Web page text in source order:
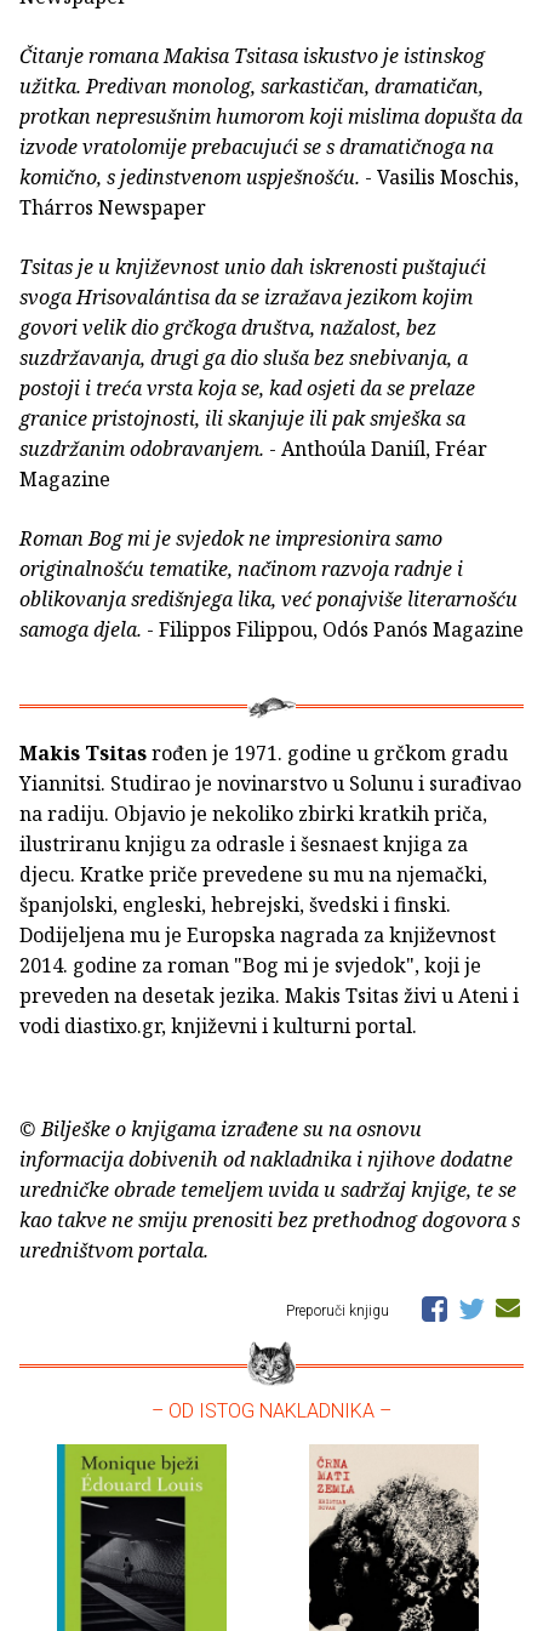
Čitanje romana Makisa Tsitasa iskustvo je istinskog
užitka. Predivan monolog, sarkastičan, dramatičan,
protkan nepresušnim humorom koji mislima dopušta da
izvode vratolomije prebacujući se s dramatičnoga na
komično, s jedinstvenom uspješnošću. - Vasilis Moschis,
Thárros Newspaper
Tsitas je u književnost unio dah iskrenosti puštajući
svoga Hrisovalántisa da se izražava jezikom kojim
govori velik dio grčkoga društva, nažalost, bez
suzdržavanja, drugi ga dio sluša bez snebivanja, a
postoji i treća vrsta koja se, kad osjeti da se prelaze
granice pristojnosti, ili skanjuje ili pak smješka sa
suzdržanim odobravanjem. - Anthoúla Daniíl, Fréar
Magazine
Roman Bog mi je svjedok ne impresionira samo
originalnošću tematike, načinom razvoja radnje i
oblikovanja središnjega lika, već ponajviše literarnošću
samoga djela. - Filippos Filippou, Odós Panós Magazine
Makis Tsitasrođen je 1971. godine u grčkom gradu
Yiannitsi. Studirao je novinarstvo u Solunu i surađivao
na radiju. Objavio je nekoliko zbirki kratkih priča,
ilustriranu knjigu za odrasle i šesnaest knjiga za
djecu. Kratke priče prevedene su mu na njemački,
španjolski, engleski, hebrejski, švedski i finski.
Dodijeljena mu je Europska nagrada za književnost
2014. godine za roman "Bog mi je svjedok", koji je
preveden na desetak jezika. Makis Tsitas živi u Ateni i
vodi diastixo.gr, književni i kulturni portal.
© Bilješke o knjigama izrađene su na osnovu
informacija dobivenih od nakladnika i njihove dodatne
uredničke obrade temeljem uvida u sadržaj knjige, te se
kao takve ne smiju prenositi bez prethodnog dogovora s
uredništvom portala.
Preporuči knjigu
– OD ISTOG NAKLADNIKA –